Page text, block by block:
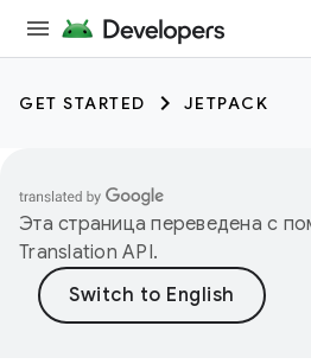
GET STARTED JETPACK
Эта страница переведена с
Translation API.